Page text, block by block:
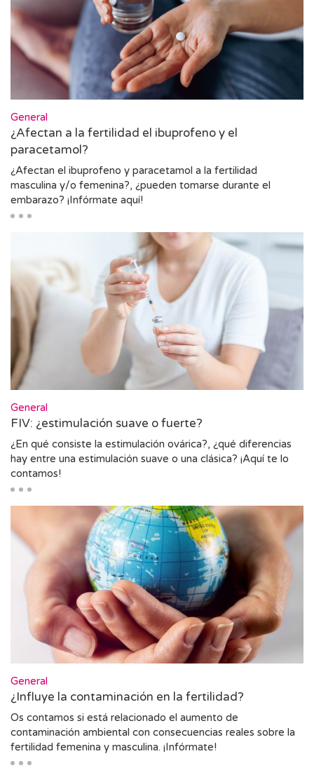
General
¿Afectan a la fertilidad el ibuprofeno y el
paracetamol?
¿Afectan el ibuprofeno y paracetamol a la fertilidad
masculina y/o femenina?, ¿pueden tomarse durante el
embarazo? ¡Infórmate aquí!
General
FIV: ¿estimulación suave o fuerte?
¿En qué consiste la estimulación ovárica?, ¿qué diferencias
hay entre una estimulación suave o una clásica? ¡Aquí te lo
contamos!
General
¿Influye la contaminación en la fertilidad?
Os contamos si está relacionado el aumento de
contaminación ambiental con consecuencias reales sobre la
fertilidad femenina y masculina. ¡Infórmate!